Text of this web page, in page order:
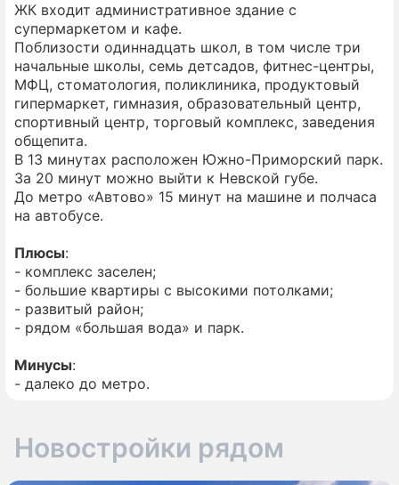
ЖК входит административное здание с
супермаркетом и кафе.
Поблизости одиннадцать школ, в том числе три
начальные школы, семь детсадов, фитнес-центры,
МФЦ, стоматология, поликлиника, продуктовый
гипермаркет, гимназия, образовательный центр,
спортивный центр, торговый комплекс, заведения
общепита.
В 13 минутах расположен Южно-Приморский парк.
За 20 минут можно выйти к Невской губе.
До метро «Автово» 15 минут на машине и полчаса
на автобусе.
Плюсы:
- комплекс заселен;
- большие квартиры с высокими потолками;
- развитый район;
- рядом «большая вода» и парк.
Минусы:
- далеко до метро.
Новостройки рядом